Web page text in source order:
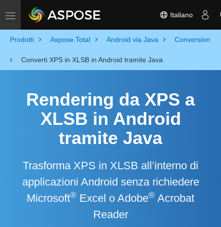
Toggle navigation Italiano
Prodotti Aspose.Total Android via Java Conversion
Converti XPS in XLSB in Android tramite Java
Rendering da XPS a
XLSB in Android
tramite Java
Trasforma XPS in XLSB all’interno di
applicazioni Android senza richiedere
Microsoft® Excel o Adobe® Acrobat
Reader